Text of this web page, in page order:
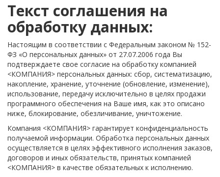
Текст соглашения на
обработку данных:
Настоящим в соответствии с Федеральным законом № 152-
ФЗ «О персональных данных» от 27.07.2006 года Вы
подтверждаете свое согласие на обработку компанией
<КОМПАНИЯ> персональных данных: сбор, систематизацию,
накопление, хранение, уточнение (обновление, изменение),
использование, передачу исключительно в целях продажи
программного обеспечения на Ваше имя, как это описано
ниже, блокирование, обезличивание, уничтожение.
Компания <КОМПАНИЯ> гарантирует конфиденциальность
получаемой информации. Обработка персональных данных
осуществляется в целях эффективного исполнения заказов,
договоров и иных обязательств, принятых компанией
<КОМПАНИЯ> в качестве обязательных к исполнению.